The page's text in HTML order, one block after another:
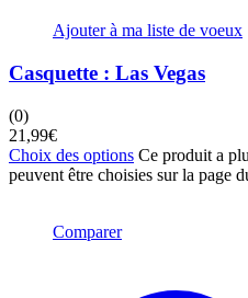
Ajouter à ma liste de voeux
Casquette : Las Vegas
(0)
21,99€
Choix des options Ce produit a
peuvent être choisies sur la page
Comparer